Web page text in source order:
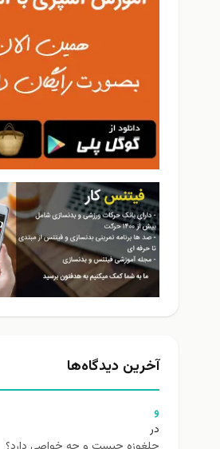
آخرین دیدگاه‌ها
و
در